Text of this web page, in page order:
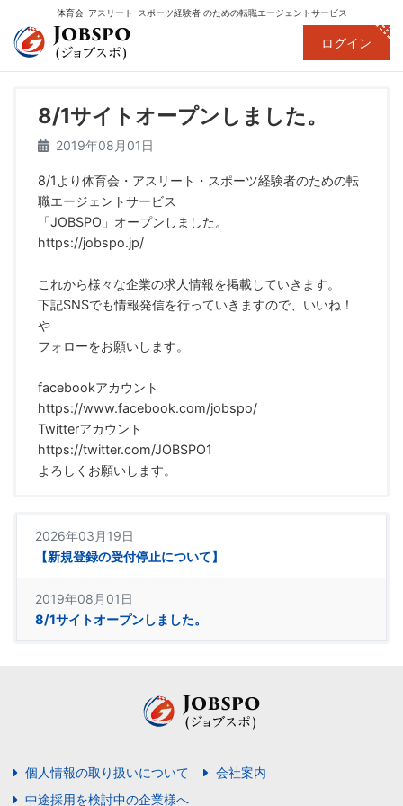
体育会･アスリート･スポーツ経験者のための転職エージェントサービス
ログイン
8/1サイトオープンしました。
2019年08月01日
8/1より体育会・アスリート・スポーツ経験者のための転
職エージェントサービス
「JOBSPO」オープンしました。
https://jobspo.jp/
これから様々な企業の求人情報を掲載していきます。
下記SNSでも情報発信を行っていきますので、いいね！
や
フォローをお願いします。
facebookアカウント
https://www.facebook.com/jobspo/
Twitterアカウント
https://twitter.com/JOBSPO1
よろしくお願いします。
2026年03月19日
【新規登録の受付停止について】
2019年08月01日
8/1サイトオープンしました。
個人情報の取り扱いについて
会社案内
中途採用を検討中の企業様へ